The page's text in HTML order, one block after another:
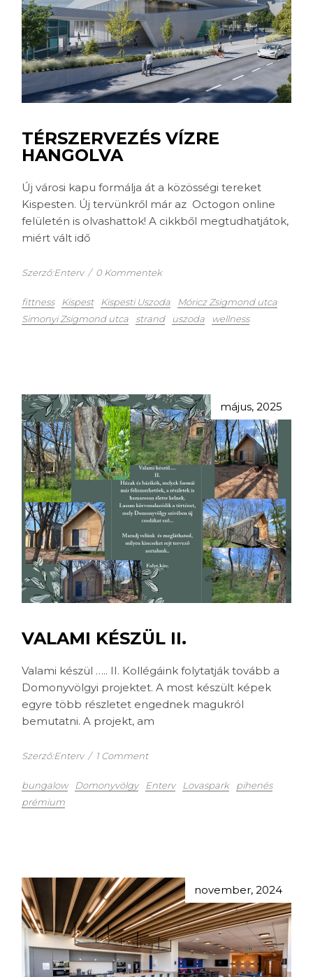
TÉRSZERVEZÉS VÍZRE
HANGOLVA
Új városi kapu formálja át a közösségi tereket
Kispesten. Új tervünkről már az Octogon online
felületén is olvashattok! A cikkből megtudhatjátok,
miért vált idő
Szerző:Enterv / 0 Kommentek
fittness Kispest Kispesti Uszoda
Móricz Zsigmond utca
Simonyi Zsigmond utca
strand uszoda wellness
május, 2025
VALAMI KÉSZÜL II.
Valami készül ….. II. Kollégáink folytatják tovább a
Domonyvölgyi projektet. A most készült képek
egyre több részletet engednek magukról
bemutatni. A projekt, am
Szerző:Enterv / 1 Comment
bungalow Domonyvölgy Enterv Lovaspark
pihenés
prémium
november, 2024